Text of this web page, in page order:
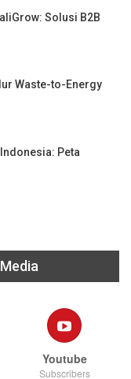
Solusi B2B
Waste-to-Energy
Peta
Youtube
Subscribers